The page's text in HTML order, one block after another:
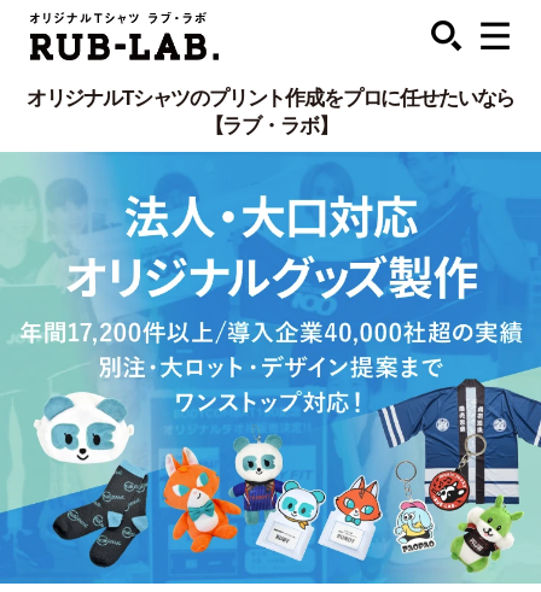
オリジナルTシャツのプリント作成をプロに任せたいなら
【ラブ・ラボ】